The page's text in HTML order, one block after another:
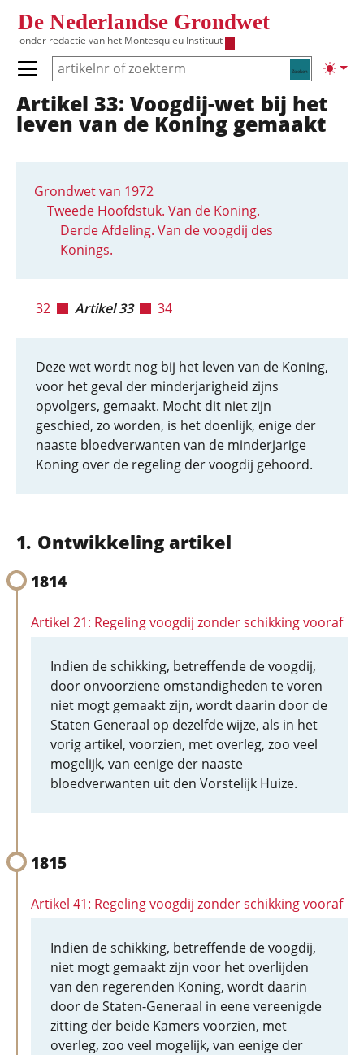
De Nederlandse Grondwet
onder redactie van het Montesquieu Instituut
Zoeken
Primair menu tonen/verbergen
Hoofdnavigatie
Artikel 33: Voogdij-wet bij het
leven van de Koning gemaakt
Grondwet van 1972
Tweede Hoofdstuk. Van de Koning.
Derde Afdeling. Van de voogdij des
Konings.
32 Artikel 33 34
Deze wet wordt nog bij het leven van de Koning,
voor het geval der minderjarigheid zijns
opvolgers, gemaakt. Mocht dit niet zijn
geschied, zo worden, is het doenlijk, enige der
naaste bloedverwanten van de minderjarige
Koning over de regeling der voogdij gehoord.
Ontwikkeling artikel
1814
Artikel 21: Regeling voogdij zonder schikking vooraf
Indien de schikking, betreffende de voogdij,
door onvoorziene omstandigheden te voren
niet mogt gemaakt zijn, wordt daarin door de
Staten Generaal op dezelfde wijze, als in het
vorig artikel, voorzien, met overleg, zoo veel
mogelijk, van eenige der naaste
bloedverwanten uit den Vorstelijk Huize.
1815
Artikel 41: Regeling voogdij zonder schikking vooraf
Indien de schikking, betreffende de voogdij,
niet mogt gemaakt zijn voor het overlijden
van den regerenden Koning, wordt daarin
door de Staten-Generaal in eene vereenigde
zitting der beide Kamers voorzien, met
overleg, zoo veel mogelijk, van eenige der